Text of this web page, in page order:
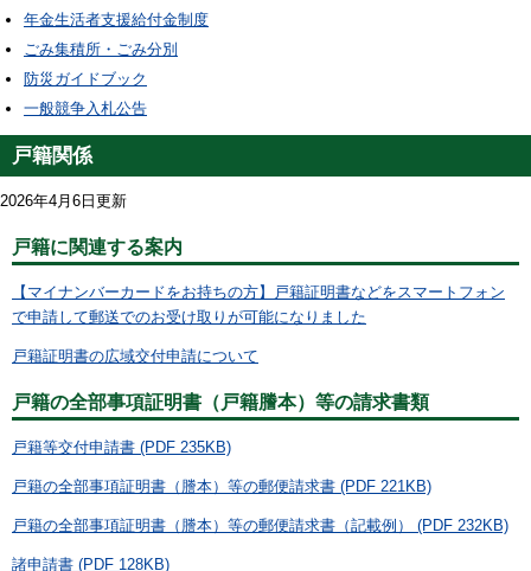
年金生活者支援給付金制度
ごみ集積所・ごみ分別
防災ガイドブック
一般競争入札公告
戸籍関係
2026年4月6日更新
戸籍に関連する案内
【マイナンバーカードをお持ちの方】戸籍証明書などをスマートフォン
で申請して郵送でのお受け取りが可能になりました
戸籍証明書の広域交付申請について
戸籍の全部事項証明書（戸籍謄本）等の請求書類
戸籍等交付申請書 (PDF 235KB)
戸籍の全部事項証明書（謄本）等の郵便請求書 (PDF 221KB)
戸籍の全部事項証明書（謄本）等の郵便請求書（記載例） (PDF 232KB)
諸申請書 (PDF 128KB)